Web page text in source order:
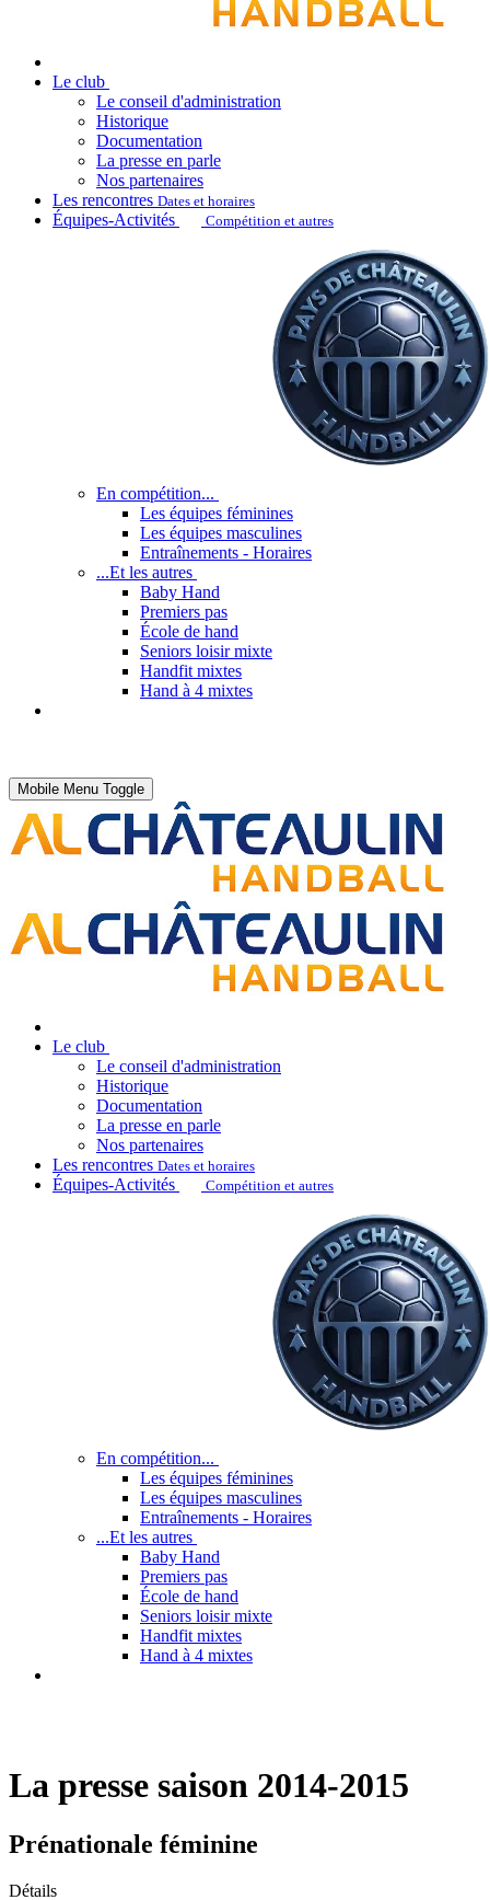
Le club
Le conseil d'administration
Historique
Documentation
La presse en parle
Nos partenaires
Les rencontres Dates et horaires
Équipes-Activités Compétition et autres
En compétition...
Les équipes féminines
Les équipes masculines
Entraînements - Horaires
...Et les autres
Baby Hand
Premiers pas
École de hand
Seniors loisir mixte
Handfit mixtes
Hand à 4 mixtes
Mobile Menu Toggle
Le club
Le conseil d'administration
Historique
Documentation
La presse en parle
Nos partenaires
Les rencontres Dates et horaires
Équipes-Activités Compétition et autres
En compétition...
Les équipes féminines
Les équipes masculines
Entraînements - Horaires
...Et les autres
Baby Hand
Premiers pas
École de hand
Seniors loisir mixte
Handfit mixtes
Hand à 4 mixtes
La presse saison 2014-2015
Prénationale féminine
Détails